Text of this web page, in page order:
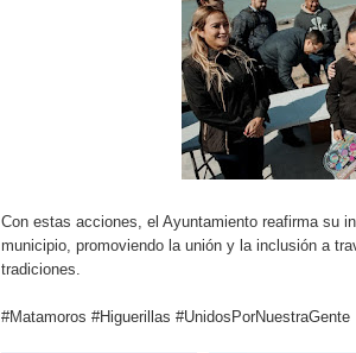
Con estas acciones, el Ayuntamiento reafirma su
municipio, promoviendo la unión y la inclusión a
tradiciones.
#Matamoros #Higuerillas #UnidosPorNuestraGente